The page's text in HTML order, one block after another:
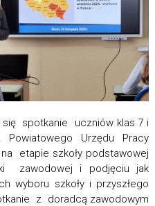
się spotkanie uczniów klas 7 i
Urzędu Pracy
etapie szkoły podstawowej
zawodowej i podjęciu jak
wyboru szkoły i przyszłego
z doradcą zawodowym